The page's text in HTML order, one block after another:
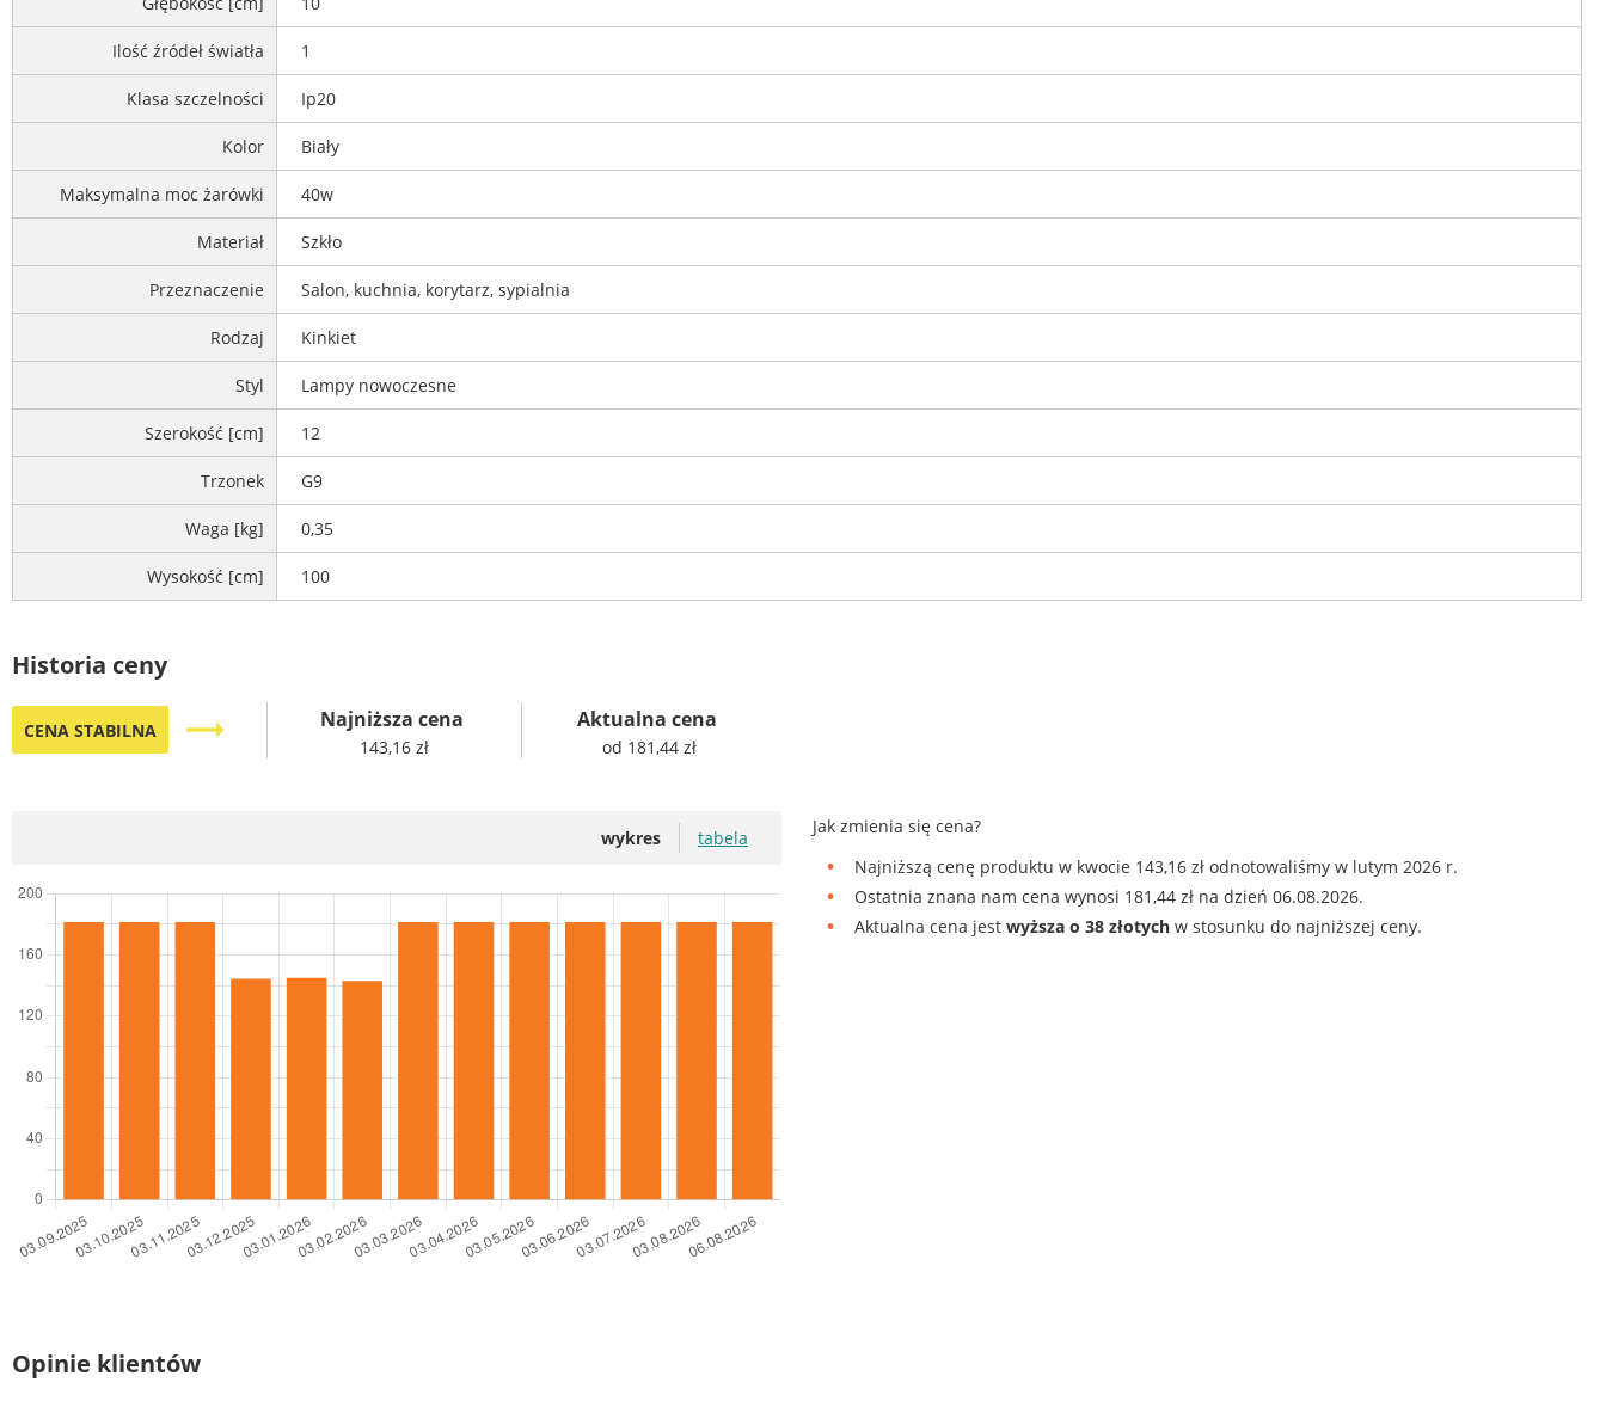
Ilość źródeł światła 1
Klasa szczelności Ip20
Kolor Biały
Maksymalna moc żarówki 40w
Materiał Szkło
Przeznaczenie Salon, kuchnia, korytarz, sypialnia
Rodzaj Kinkiet
Styl Lampy nowoczesne
Szerokość [cm] 12
Trzonek G9
Waga [kg] 0,35
Wysokość [cm] 100
Historia ceny
CENA STABILNA trending_flat Najniższa cena
143,16 zł
Aktualna cena
od 181,44 zł
wykres tabela
Jak zmienia się cena?
Najniższą cenę produktu w kwocie 143,16 zł odnotowaliśmy w lutym 2026 r.
Ostatnia znana nam cena wynosi 181,44 zł na dzień 06.08.2026.
Aktualna cena jestwyższa o 38 złotych w stosunku do najniższej ceny.
Opinie klientów